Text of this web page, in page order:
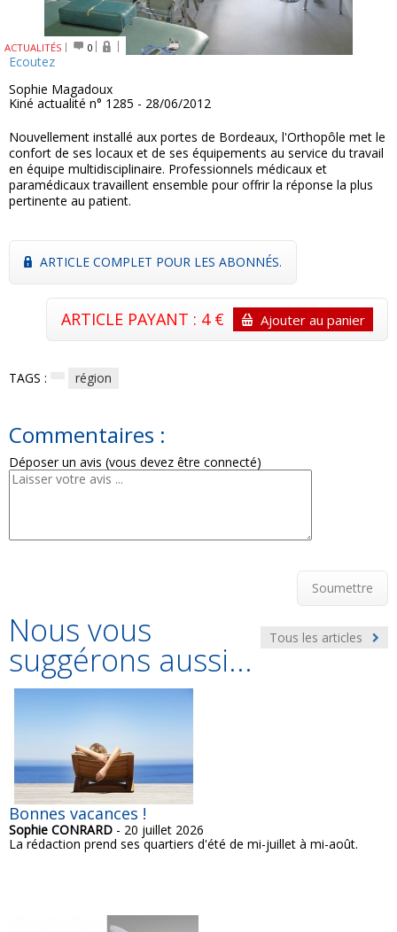
ACTUALITÉS 0
Ecoutez
Sophie Magadoux
Kiné actualité n° 1285 - 28/06/2012
Nouvellement installé aux portes de Bordeaux, l'Orthopôle met le
confort de ses locaux et de ses équipements au service du travail
en équipe multidisciplinaire. Professionnels médicaux et
paramédicaux travaillent ensemble pour offrir la réponse la plus
pertinente au patient.
ARTICLE COMPLET POUR LES ABONNÉS.
ARTICLE PAYANT : 4 € Ajouter au panier
TAGS : région
Commentaires :
Déposer un avis (vous devez être connecté)
Soumettre
Tous les articles
Nous vous
suggérons aussi...
Bonnes vacances !
Sophie CONRARD - 20 juillet 2026
La rédaction prend ses quartiers d'été de mi-juillet à mi-août.